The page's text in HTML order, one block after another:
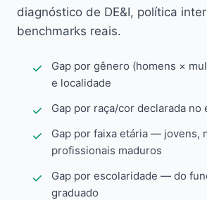
diagnóstico de DE&I, política
benchmarks reais.
Gap por gênero (homens ×
e localidade
Gap por raça/cor declarada no
Gap por faixa etária — jovens,
profissionais maduros
Gap por escolaridade — do
graduado